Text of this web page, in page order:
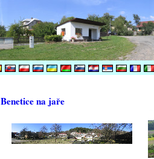
Benetice na jaře